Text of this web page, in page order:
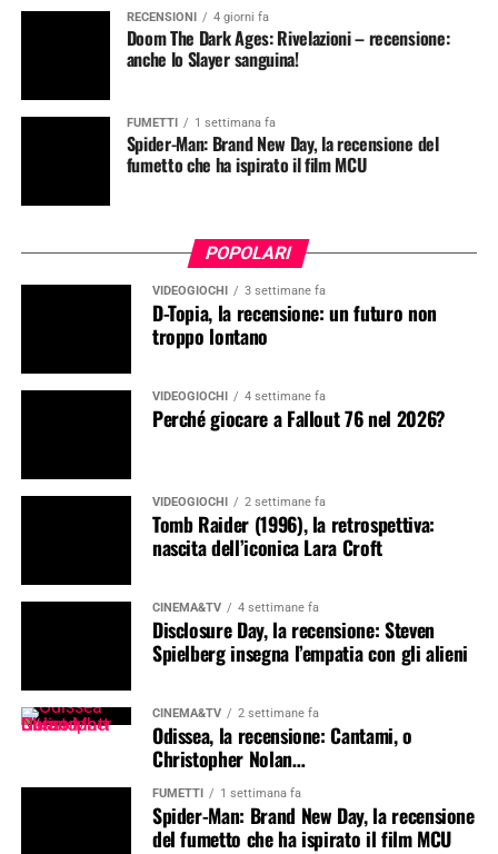
RECENSIONI 4 giorni fa
Doom The Dark Ages: Rivelazioni – recensione:
anche lo Slayer sanguina!
FUMETTI 1 settimana fa
Spider-Man: Brand New Day, la recensione del
fumetto che ha ispirato il film MCU
POPOLARI
VIDEOGIOCHI 3 settimane fa
D-Topia, la recensione: un futuro non
troppo lontano
VIDEOGIOCHI 4 settimane fa
Perché giocare a Fallout 76 nel 2026?
VIDEOGIOCHI 2 settimane fa
Tomb Raider (1996), la retrospettiva:
nascita dell’iconica Lara Croft
CINEMA&TV 4 settimane fa
Disclosure Day, la recensione: Steven
Spielberg insegna l’empatia con gli alieni
CINEMA&TV 2 settimane fa
Odissea, la recensione: Cantami, o
Christopher Nolan…
FUMETTI 1 settimana fa
Spider-Man: Brand New Day, la recensione
del fumetto che ha ispirato il film MCU